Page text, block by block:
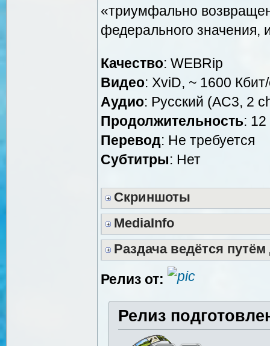
«триумфально
федерального значения,
Качество: WEBRip
Видео: XviD, ~ 1600
Аудио: Русский (AC3, 2
Продолжительность:
Перевод: Не требуется
Субтитры: Нет
Скриншоты
MediaInfo
Раздача ведётся
Релиз от:
Релиз